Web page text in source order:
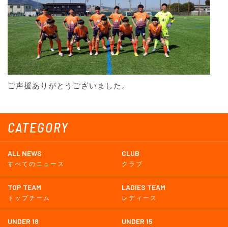
CATEGORY
ALL NEWS
すべてのニュース
CLUB
クラブ
TOP TEAM
トップチーム
LADIES TEAM
レディース
UNDER 18 UNDER 15
ご声援ありがとうございました。